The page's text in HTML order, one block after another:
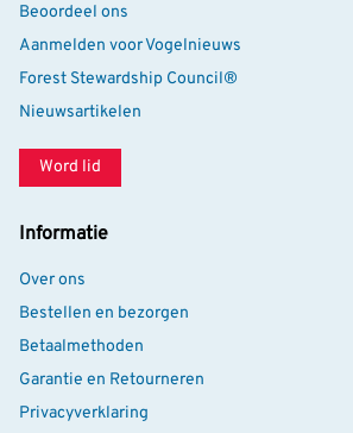
Beoordeel ons
Aanmelden voor Vogelnieuws
Forest Stewardship Council®
Nieuwsartikelen
Word lid
Informatie
Over ons
Bestellen en bezorgen
Betaalmethoden
Garantie en Retourneren
Privacyverklaring